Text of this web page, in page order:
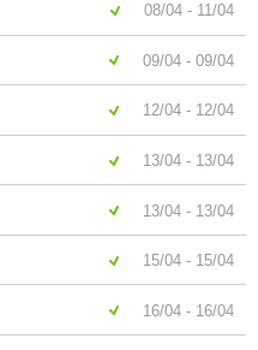
08/04 - 11/04
09/04 - 09/04
12/04 - 12/04
13/04 - 13/04
13/04 - 13/04
15/04 - 15/04
16/04 - 16/04